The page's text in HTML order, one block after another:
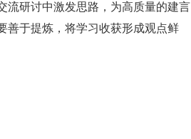
流研讨中激发思路，为高质量的建言
善于提炼，将学习收获形成观点鲜